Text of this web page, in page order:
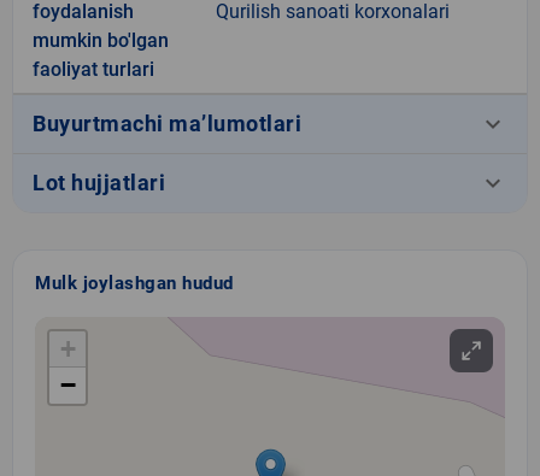
foydalanish
mumkin bo'lgan
faoliyat turlari
Qurilish sanoati korxonalari
Buyurtmachi ma’lumotlari keyboard_arrow_down
Lot hujjatlari keyboard_arrow_down
Mulk joylashgan hudud
+
−